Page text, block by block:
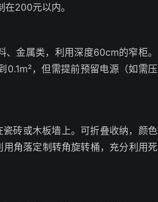
200元以内。
金属类，利用深度60cm的窄柜。
0.1m²，但需提前预留电源（如需压
砖或木板墙上。可折叠收纳，颜色
角落定制转角旋转桶，充分利用死